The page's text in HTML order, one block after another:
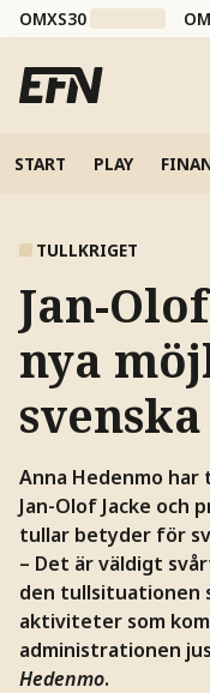
OMXS30
START PLAY
TULLKRIGET
Jan-
nya
Anna Hedenmo
Jan-Olof Jacke och
tullar betyder för
– Det är väldigt
den tullsituationen
aktiviteter som
administrationen
Hedenmo.